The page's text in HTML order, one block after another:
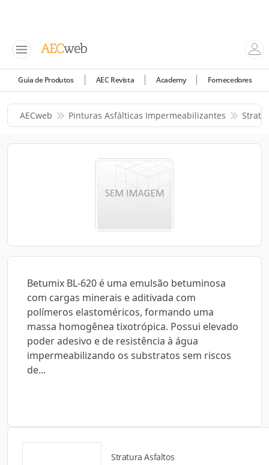
Guia de Produtos AEC Revista Academy Fornecedores
AECweb Pinturas Asfálticas Impermeabilizantes
Betumix BL-620 é uma emulsão betuminosa
com cargas minerais e aditivada com
polímeros elastoméricos, formando uma
massa homogênea tixotrópica. Possui elevado
poder adesivo e de resistência à água
impermeabilizando os substratos sem riscos
de...
Stratura Asfaltos